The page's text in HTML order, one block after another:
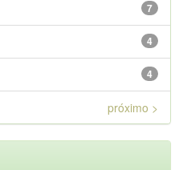
7
4
4
próximo >